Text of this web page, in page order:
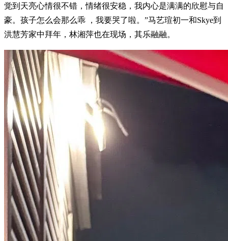
觉到天亮心情很不错，情绪很安稳，我内心是满满的欣慰与自
豪。孩子怎么会那么乖 ，我要哭了啦。”马艺瑄初一和Skye到
洪慧芳家中拜年，林湘萍也在现场，其乐融融。